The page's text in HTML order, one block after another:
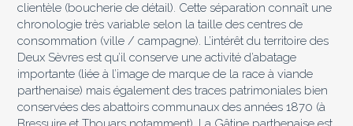
clientèle (boucherie de détail). Cette séparation connaît une
chronologie très variable selon la taille des centres de
consommation (ville / campagne). L’intérêt du territoire des
Deux Sèvres est qu’il conserve une activité d’abatage
importante (liée à l’image de marque de la race à viande
parthenaise) mais également des traces patrimoniales bien
conservées des abattoirs communaux des années 1870 (à